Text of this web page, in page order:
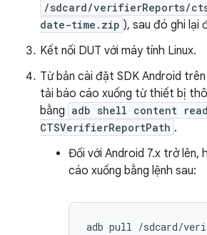
/sdcard/verifierReports/
date-time.zip ), sau đó ghi lại
Kết nối DUT với máy tính Linux.
Từ bản cài đặt SDK Android
tải báo cáo xuống từ thiết bị
bằng adb shell content read
CTSVerifierReportPath .
Đối với Android 7.x trở lên,
cáo xuống bằng lệnh sau:
adb pull